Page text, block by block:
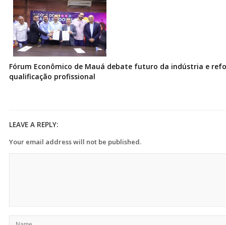
Fórum Econômico de Mauá debate futuro da indústria e
qualificação profissional
LEAVE A REPLY:
Your email address will not be published.